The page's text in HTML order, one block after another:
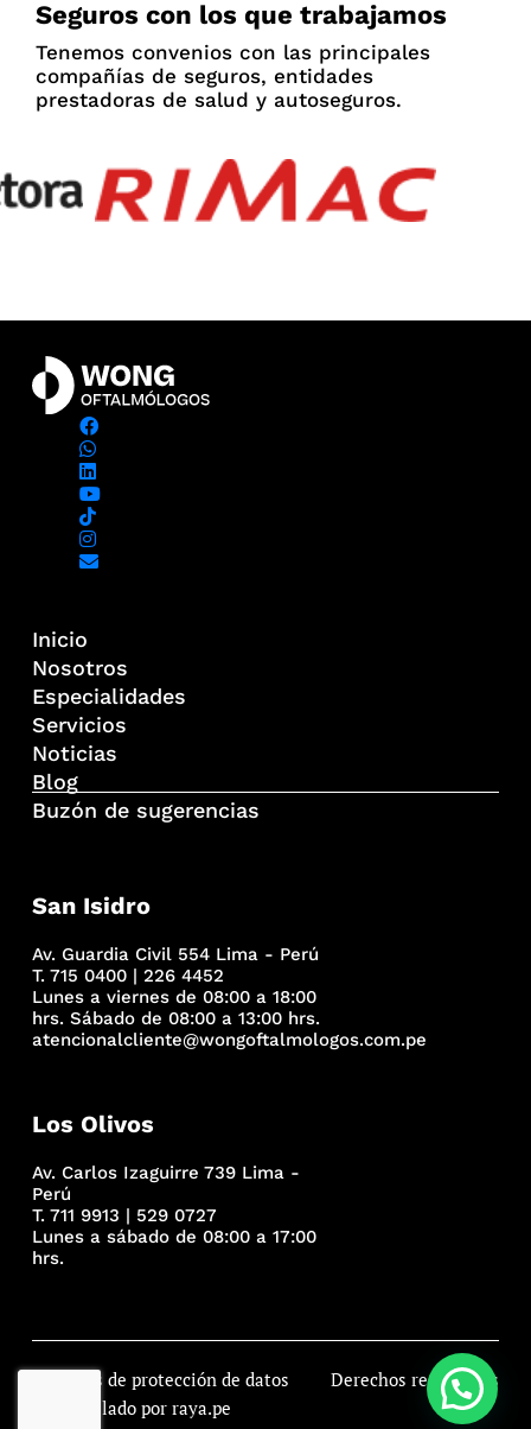
Seguros con los que trabajamos
Tenemos convenios con las principales
compañías de seguros, entidades
prestadoras de salud y autoseguros.
Inicio
Nosotros
Especialidades
Servicios
Noticias
Blog
Buzón de sugerencias
San Isidro
Av. Guardia Civil 554 Lima - Perú
T. 715 0400 | 226 4452
Lunes a viernes de 08:00 a 18:00
hrs. Sábado de 08:00 a 13:00 hrs.
atencionalcliente@wongoftalmologos.com.pe
Los Olivos
Av. Carlos Izaguirre 739 Lima -
Perú
T. 711 9913 | 529 0727
Lunes a sábado de 08:00 a 17:00
hrs.
Políticas de protección de datos
Desarrollado por raya.pe
Derechos reservados